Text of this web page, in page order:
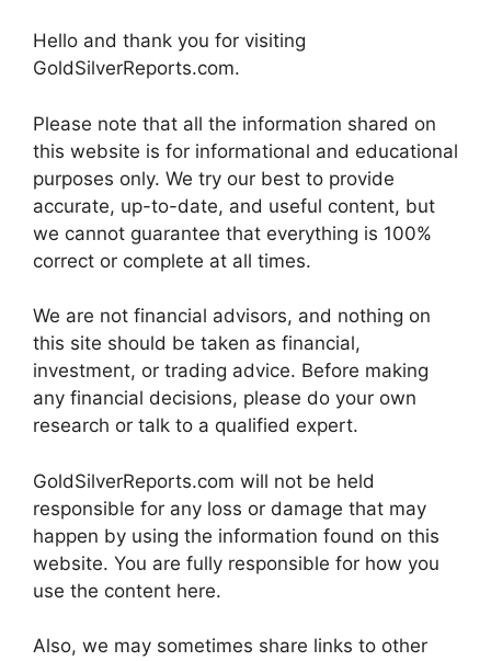
Hello and thank you for visiting
GoldSilverReports.com.
Please note that all the information shared on
this website is for informational and educational
purposes only. We try our best to provide
accurate, up-to-date, and useful content, but
we cannot guarantee that everything is 100%
correct or complete at all times.
We are not financial advisors, and nothing on
this site should be taken as financial,
investment, or trading advice. Before making
any financial decisions, please do your own
research or talk to a qualified expert.
GoldSilverReports.com will not be held
responsible for any loss or damage that may
happen by using the information found on this
website. You are fully responsible for how you
use the content here.
Also, we may sometimes share links to other